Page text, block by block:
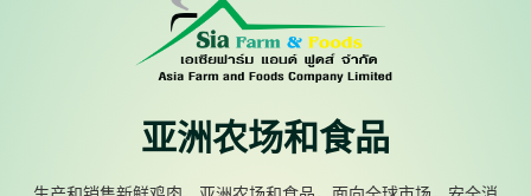
亚洲农场和食品